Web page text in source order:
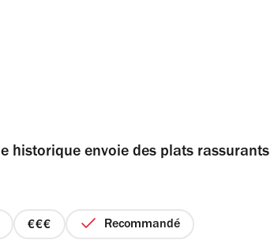
historique envoie des plats rassurants
prix
Recommandé